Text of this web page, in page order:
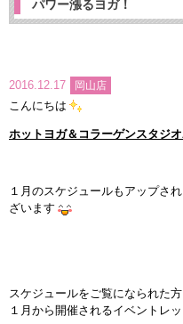
パワー漲るヨガ！
2016.12.17 岡山店
こんにちは
ホットヨガ＆コラーゲンスタジ
１月のスケジュールもアップさ
ざいます
スケジュールをご覧になられた
１月から開催されるイベントレ